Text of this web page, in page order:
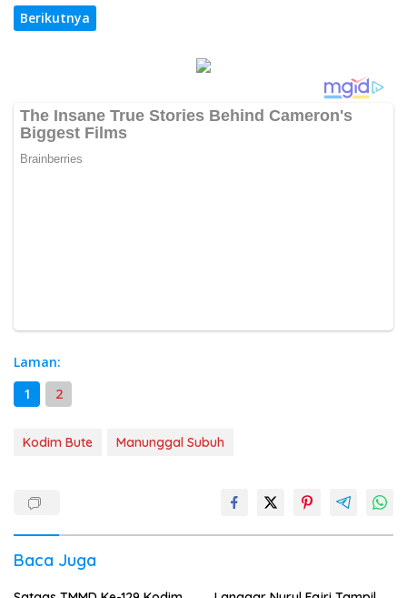
Berikutnya
Laman:
1
2
Kodim Bute Manunggal Subuh
Baca Juga